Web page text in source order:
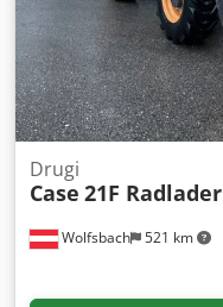
Wolfsbach 521 km
Drugi
Case 21F Radlader